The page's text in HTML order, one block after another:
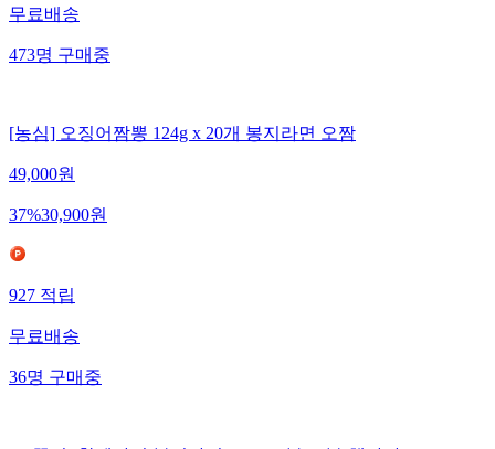
무료배송
473명구매중
[농심] 오징어짬뽕 124g x 20개 봉지라면 오짬
49,000원
37%30,900원
927적립
무료배송
36명구매중